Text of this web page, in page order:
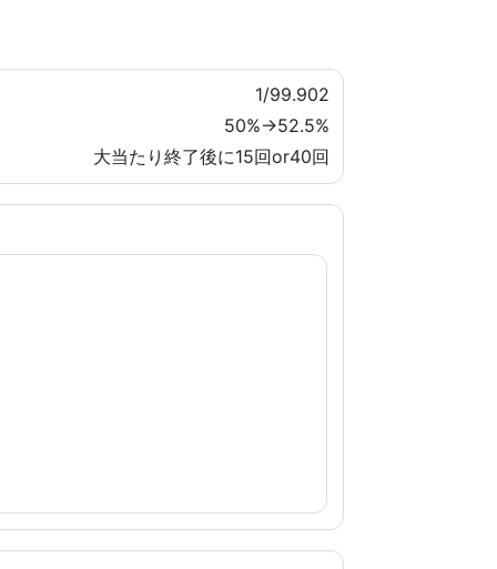
1/99.902
50%→52.5%
大当たり終了後に15回or40回